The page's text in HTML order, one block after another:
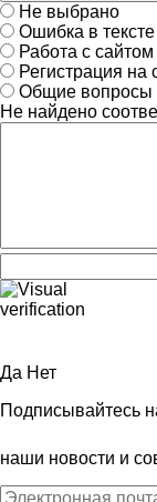
Не выбрано
Ошибка в тексте
Работа с сайтом
Регистрация на
Общие вопросы
Не найдено
Да Нет
Подписывайтесь
наши новости и